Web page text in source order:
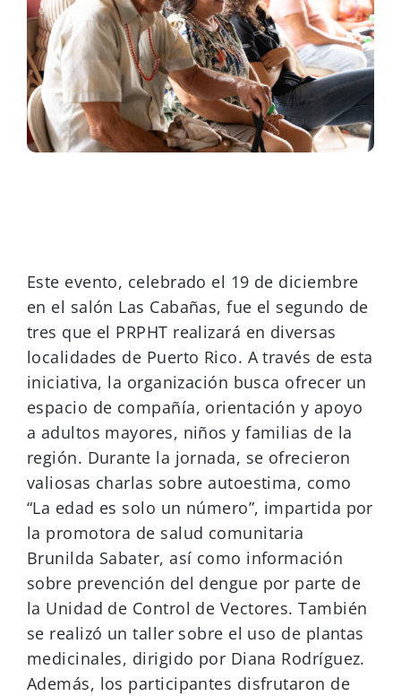
Este evento, celebrado el 19 de diciembre
en el salón Las Cabañas, fue el segundo de
tres que el PRPHT realizará en diversas
localidades de Puerto Rico. A través de esta
iniciativa, la organización busca ofrecer un
espacio de compañía, orientación y apoyo
a adultos mayores, niños y familias de la
región. Durante la jornada, se ofrecieron
valiosas charlas sobre autoestima, como
“La edad es solo un número”, impartida por
la promotora de salud comunitaria
Brunilda Sabater, así como información
sobre prevención del dengue por parte de
la Unidad de Control de Vectores. También
se realizó un taller sobre el uso de plantas
medicinales, dirigido por Diana Rodríguez.
Además, los participantes disfrutaron de